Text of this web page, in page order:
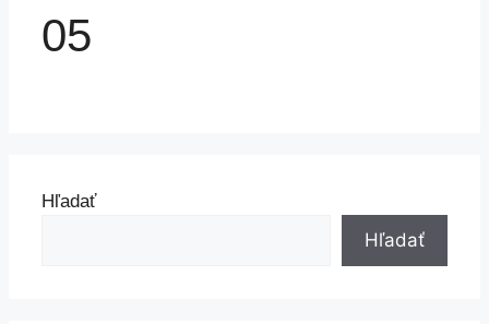
05
Hľadať
Hľadať